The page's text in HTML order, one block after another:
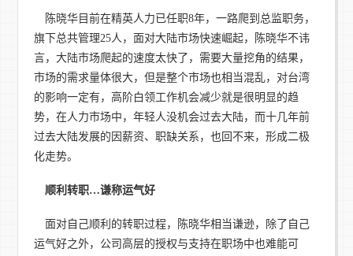
陈晓华目前在精英人力已任职8年，一路爬到总监职务，
旗下总共管理25人，面对大陆市场快速崛起，陈晓华不讳
言，大陆市场爬起的速度太快了，需要大量挖角的结果，
市场的需求量体很大，但是整个市场也相当混乱，对台湾
的影响一定有，高阶白领工作机会减少就是很明显的趋
势，在人力市场中，年轻人没机会过去大陆，而十几年前
过去大陆发展的因薪资、职缺关系，也回不来，形成二极
化走势。
顺利转职…谦称运气好
面对自己顺利的转职过程，陈晓华相当谦逊，除了自己
运气好之外，公司高层的授权与支持在职场中也难能可